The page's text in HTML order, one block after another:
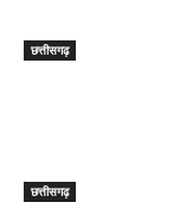
छत्तीसगढ़
छत्तीसगढ़